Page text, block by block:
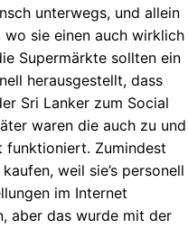
unterwegs, und allein
sie einen auch wirklich
Supermärkte sollten ein
herausgestellt, dass
Sri Lanker zum Social
waren die auch zu und
funktioniert. Zumindest
weil sie’s personell
im Internet
aber das wurde mit der